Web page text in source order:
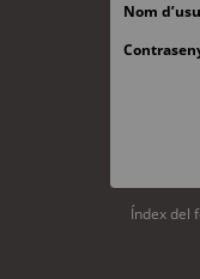
Nom
Índex del